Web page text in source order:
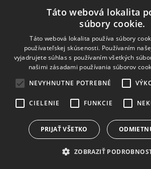
Táto webová lokalita
súbory cookie.
Táto webová lokalita používa súbory
používateľskej skúsenosti. Používaním
vyjadrujete súhlas s používaním všetkých
našimi zásadami používania súborov
NEVYHNUTNE POTREBNÉ
CIELENIE FUNKCIE
PRIJAŤ VŠETKO
ZOBRAZIŤ